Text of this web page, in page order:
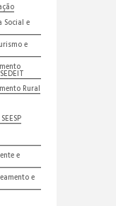
Social e
e
Rural
e
e